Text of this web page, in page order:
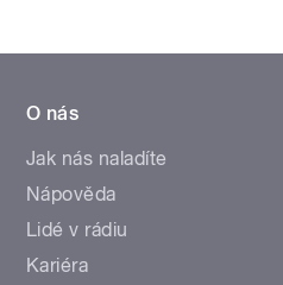
O nás
Jak nás naladíte
Nápověda
Lidé v rádiu
Kariéra